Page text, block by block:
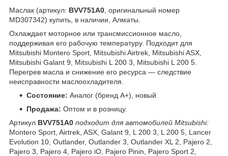
Маслак (артикул: BVV751A0 , оригинальный номер
MD307342) купить, в наличии, Алматы.
Охлаждает моторное или трансмиссионное масло,
поддерживая его рабочую температуру. Подходит для
Mitsubishi Montero Sport, Mitsubishi Airtrek, Mitsubishi ASX,
Mitsubishi Galant 9, Mitsubishi L 200 3, Mitsubishi L 200 5.
Перегрев масла и снижение его ресурса — следствие
неисправности маслоохладителя.
Состояние: Аналог (бренд A+), новый.
Продажа: Оптом и в розницу.
Артикул BVV751A0 подходит для автомобилей Mitsubishi:
Montero Sport, Airtrek, ASX, Galant 9, L 200 3, L 200 5, Lancer
Evolution 10, Outlander, Outlander 3, Outlander XL 2, Pajero 2,
Pajero 3, Pajero 4, Pajero iO, Pajero Pinin, Pajero Sport 2,